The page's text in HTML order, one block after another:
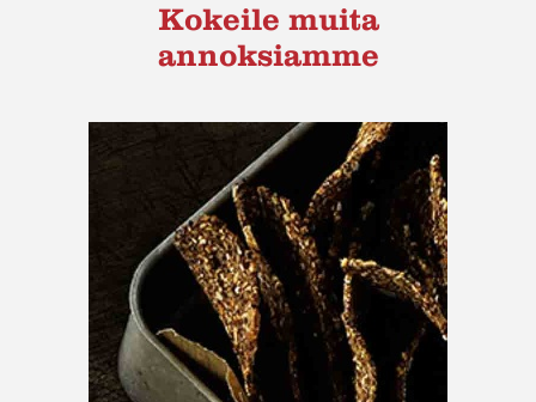
Kokeile muita
annoksiamme